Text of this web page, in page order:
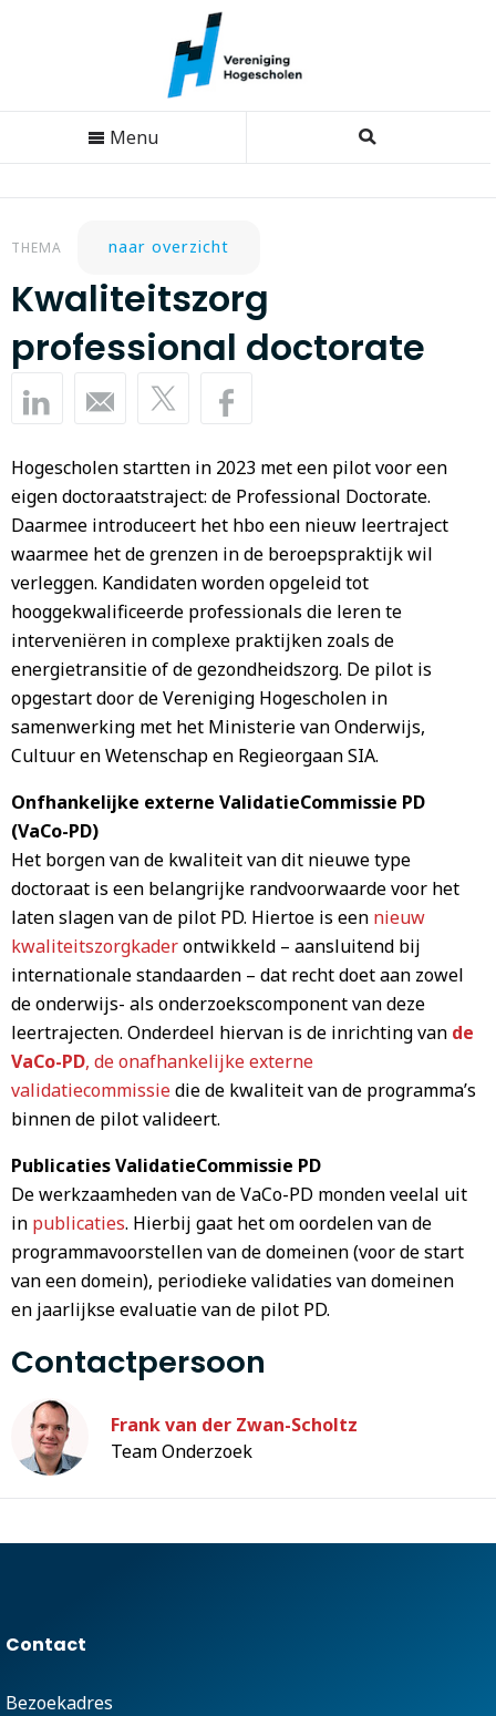
Menu
THEMA naar overzicht
Kwaliteitszorg
professional doctorate
Hogescholen startten in 2023 met een pilot voor een
eigen doctoraatstraject: de Professional Doctorate.
Daarmee introduceert het hbo een nieuw leertraject
waarmee het de grenzen in de beroepspraktijk wil
verleggen. Kandidaten worden opgeleid tot
hooggekwalificeerde professionals die leren te
interveniëren in complexe praktijken zoals de
energietransitie of de gezondheidszorg. De pilot is
opgestart door de Vereniging Hogescholen in
samenwerking met het Ministerie van Onderwijs,
Cultuur en Wetenschap en Regieorgaan SIA.
Onfhankelijke externe ValidatieCommissie PD
(VaCo-PD)
Het borgen van de kwaliteit van dit nieuwe type
doctoraat is een belangrijke randvoorwaarde voor het
laten slagen van de pilot PD. Hiertoe is een nieuw
kwaliteitszorgkaderontwikkeld – aansluitend bij
internationale standaarden – dat recht doet aan zowel
de onderwijs- als onderzoekscomponent van deze
leertrajecten. Onderdeel hiervan is de inrichting van de
VaCo-PD, de onafhankelijke externe
validatiecommissiedie de kwaliteit van de programma’s
binnen de pilot valideert.
Publicaties ValidatieCommissie PD
De werkzaamheden van de VaCo-PD monden veelal uit
in publicaties. Hierbij gaat het om oordelen van de
programmavoorstellen van de domeinen (voor de start
van een domein), periodieke validaties van domeinen
en jaarlijkse evaluatie van de pilot PD.
Contactpersoon
Frank van der Zwan-Scholtz
Team Onderzoek
Contact
Bezoekadres